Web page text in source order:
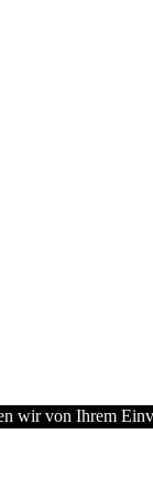
wir von Ihrem